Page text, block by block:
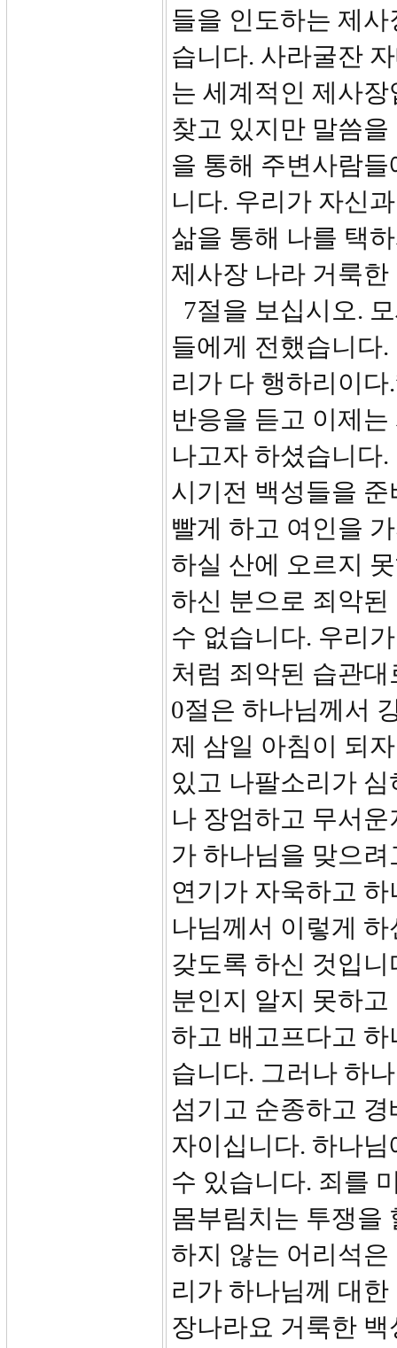
들을 인도하는 제
습니다. 사라굴잔
는 세계적인 제사
찾고 있지만 말씀
을 통해 주변사람
니다. 우리가 자신
삶을 통해 나를 택
제사장 나라 거룩
7절을 보십시오.
들에게 전했습니다
리가 다 행하리이
반응을 듣고 이제
나고자 하셨습니다
시기전 백성들을
빨게 하고 여인을
하실 산에 오르지
하신 분으로 죄악
수 없습니다. 우리
처럼 죄악된 습관
0절은 하나님께서
제 삼일 아침이 되
있고 나팔소리가
나 장엄하고 무서
가 하나님을 맞으
연기가 자욱하고
나님께서 이렇게
갖도록 하신 것입
분인지 알지 못하
하고 배고프다고
습니다. 그러나 하
섬기고 순종하고
자이십니다. 하나
수 있습니다. 죄를
몸부림치는 투쟁을
하지 않는 어리석
리가 하나님께 대
장나라요 거룩한